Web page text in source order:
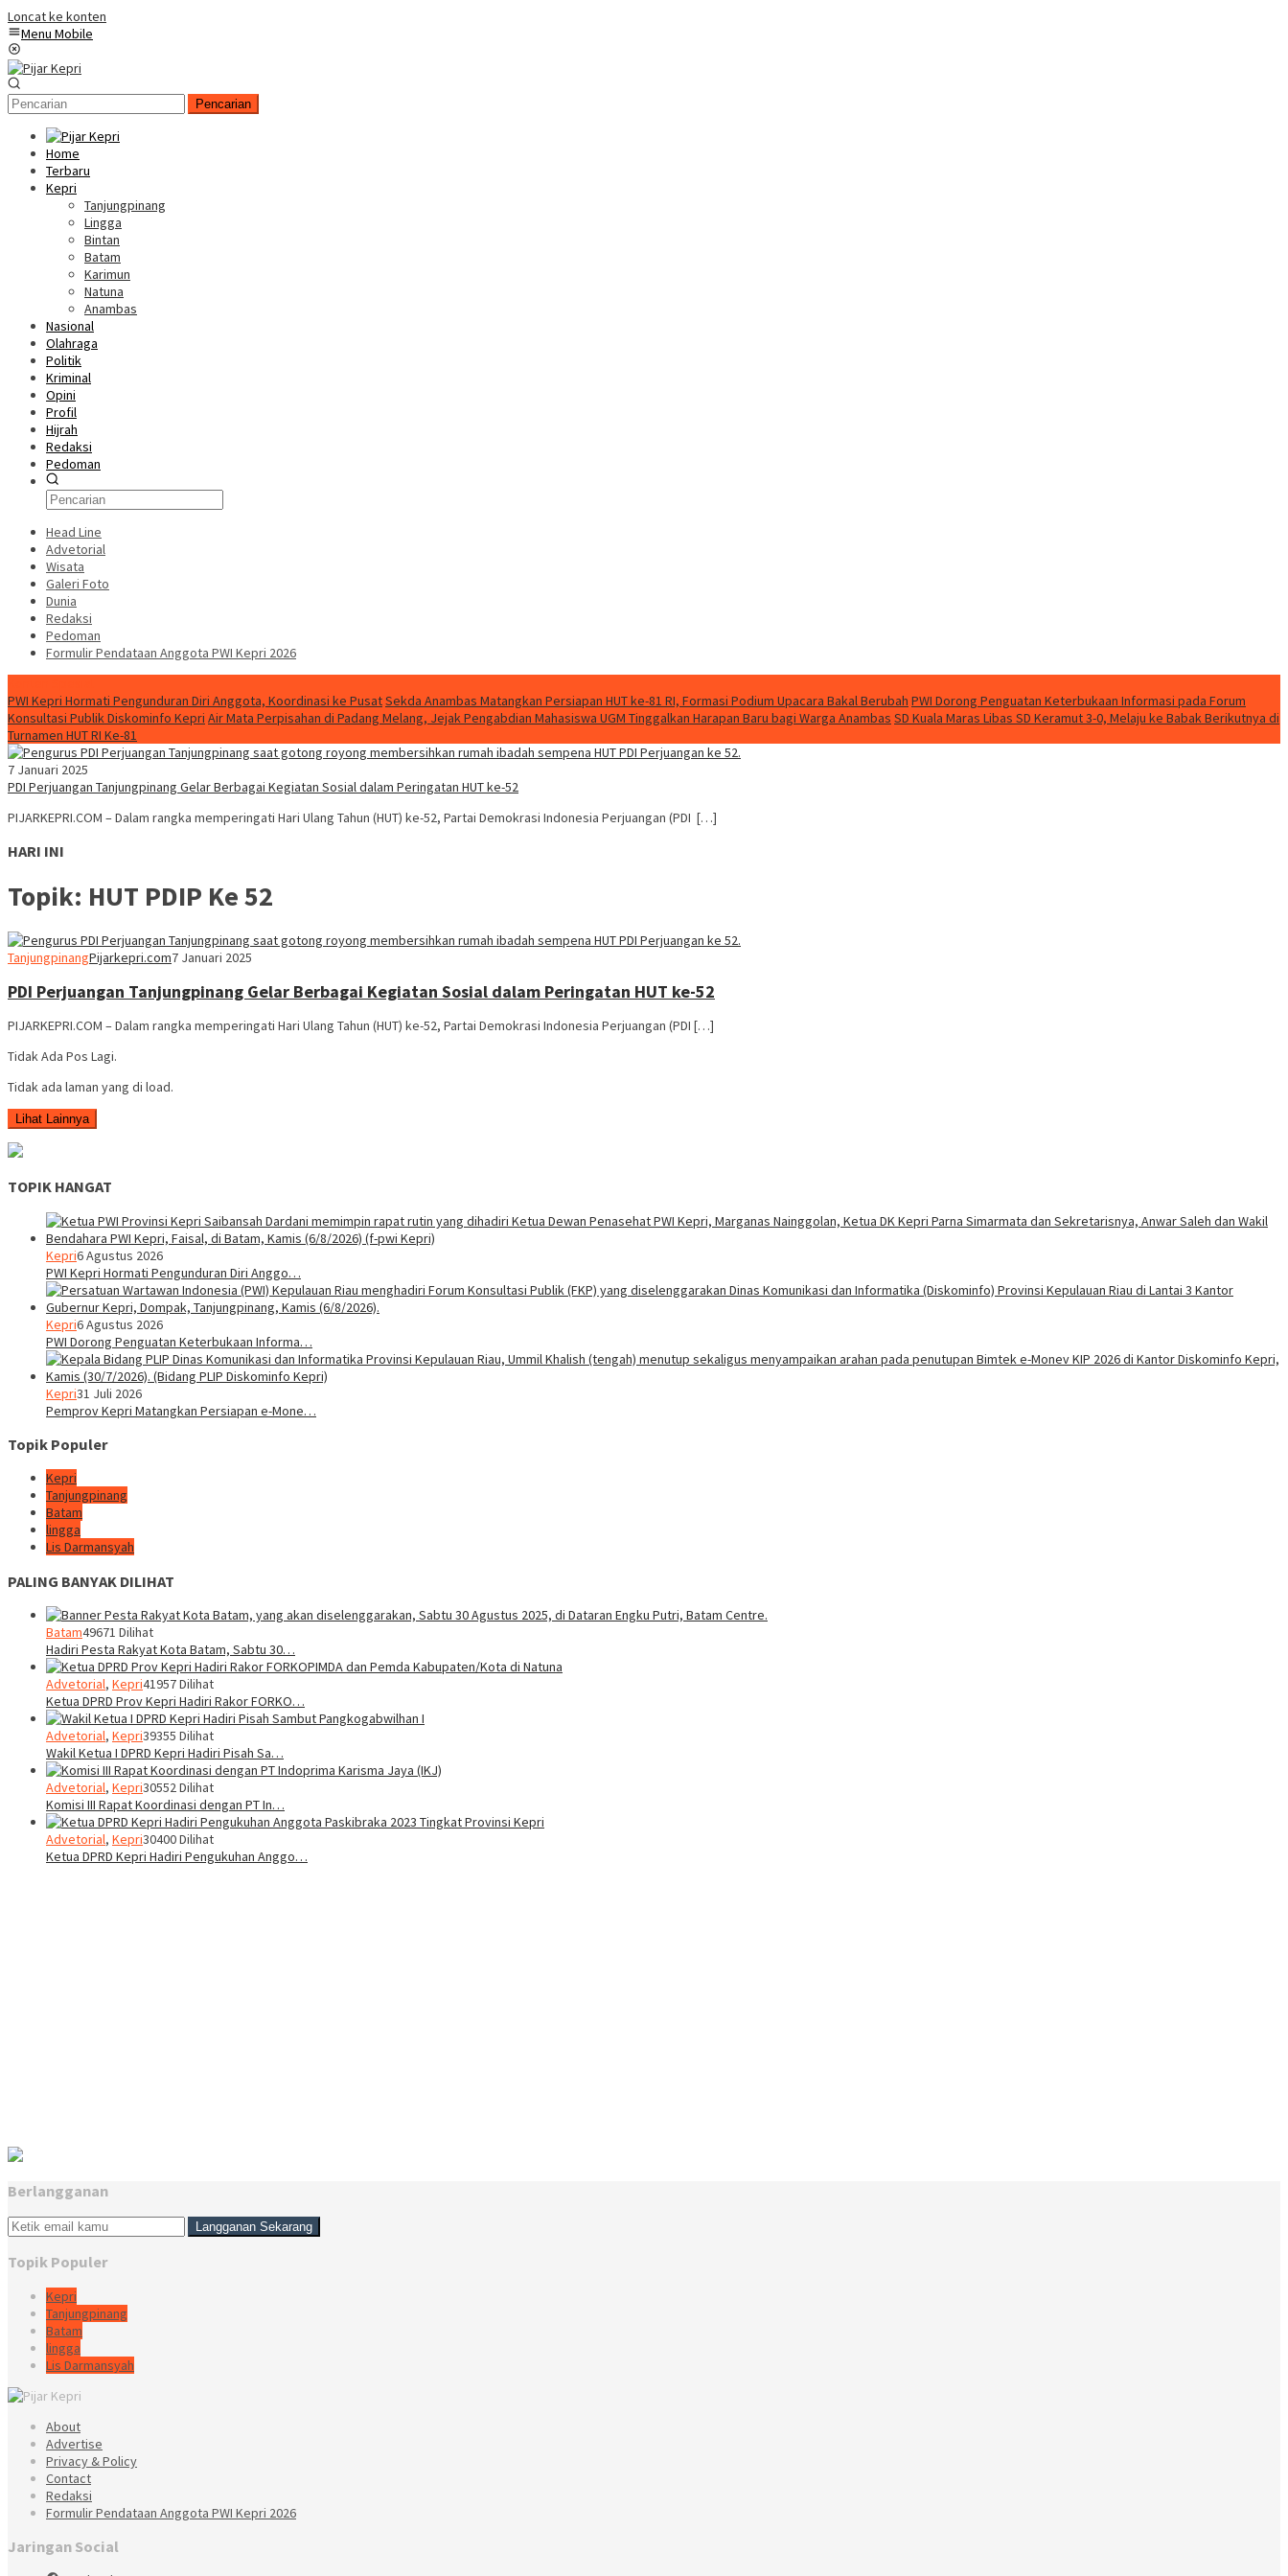
Loncat ke konten
Menu Mobile
Pencarian
Home
Terbaru
Kepri
Tanjungpinang
Lingga
Bintan
Batam
Karimun
Natuna
Anambas
Nasional
Olahraga
Politik
Kriminal
Opini
Profil
Hijrah
Redaksi
Pedoman
Head Line
Advetorial
Wisata
Galeri Foto
Dunia
Redaksi
Pedoman
Formulir Pendataan Anggota PWI Kepri 2026
PWI Kepri Hormati Pengunduran Diri Anggota, Koordinasi ke PusatSekda Anambas Matangkan Persiapan HUT ke-81 RI, Formasi Podium Upacara Bakal Berubah PWI Dorong Penguatan Keterbukaan Informasi pada Forum
Konsultasi Publik Diskominfo Kepri Air Mata Perpisahan di Padang Melang, Jejak Pengabdian Mahasiswa UGM Tinggalkan Harapan Baru bagi Warga Anambas SD Kuala Maras Libas SD Keramut 3-0, Melaju ke Babak Berikutnya di
Turnamen HUT RI Ke-81
7 Januari 2025
PDI Perjuangan Tanjungpinang Gelar Berbagai Kegiatan Sosial dalam Peringatan HUT ke-52
PIJARKEPRI.COM – Dalam rangka memperingati Hari Ulang Tahun (HUT) ke-52, Partai Demokrasi Indonesia Perjuangan (PDI […]
HARI INI
Topik: HUT PDIP Ke 52
TanjungpinangPijarkepri.com7 Januari 2025
PDI Perjuangan Tanjungpinang Gelar Berbagai Kegiatan Sosial dalam Peringatan HUT ke-52
PIJARKEPRI.COM – Dalam rangka memperingati Hari Ulang Tahun (HUT) ke-52, Partai Demokrasi Indonesia Perjuangan (PDI […]
Tidak Ada Pos Lagi.
Tidak ada laman yang di load.
Lihat Lainnya
TOPIK HANGAT
Kepri6 Agustus 2026
PWI Kepri Hormati Pengunduran Diri Anggo…
Kepri6 Agustus 2026
PWI Dorong Penguatan Keterbukaan Informa…
Kepri31 Juli 2026
Pemprov Kepri Matangkan Persiapan e-Mone…
Topik Populer
Kepri
Tanjungpinang
Batam
lingga
Lis Darmansyah
PALING BANYAK DILIHAT
Batam49671 Dilihat
Hadiri Pesta Rakyat Kota Batam, Sabtu 30…
Advetorial, Kepri41957 Dilihat
Ketua DPRD Prov Kepri Hadiri Rakor FORKO…
Advetorial, Kepri39355 Dilihat
Wakil Ketua I DPRD Kepri Hadiri Pisah Sa…
Advetorial, Kepri30552 Dilihat
Komisi III Rapat Koordinasi dengan PT In…
Advetorial, Kepri30400 Dilihat
Ketua DPRD Kepri Hadiri Pengukuhan Anggo…
Berlangganan
Topik Populer
Kepri
Tanjungpinang
Batam
lingga
Lis Darmansyah
About
Advertise
Privacy & Policy
Contact
Redaksi
Formulir Pendataan Anggota PWI Kepri 2026
Jaringan Social